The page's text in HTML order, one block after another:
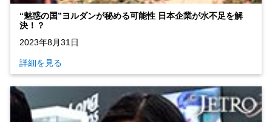
“魅惑の国”ヨルダンが秘める可能性 日本企業が水不足を解
決！？
2023年8月31日
詳細を見る